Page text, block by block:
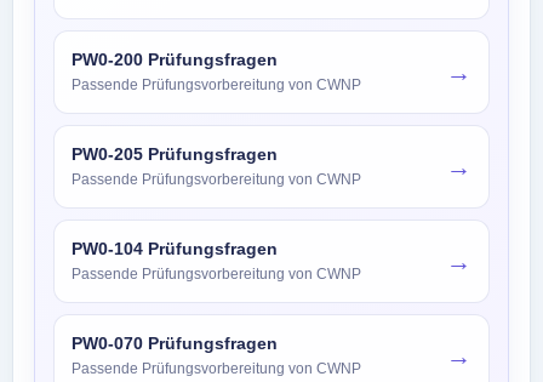
PW0-200 Prüfungsfragen
Passende Prüfungsvorbereitung von CWNP →
PW0-205 Prüfungsfragen
Passende Prüfungsvorbereitung von CWNP →
PW0-104 Prüfungsfragen
Passende Prüfungsvorbereitung von CWNP →
PW0-070 Prüfungsfragen
Passende Prüfungsvorbereitung von CWNP →